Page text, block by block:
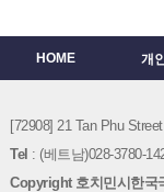
HOME 개
[72908] 21 Tan Phu
Tel : (베트남)028-3780-
Copyright 호치민시한국